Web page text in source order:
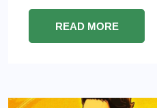
READ MORE